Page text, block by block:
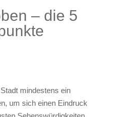
– die 5
mindestens ein
um sich einen Eindruck